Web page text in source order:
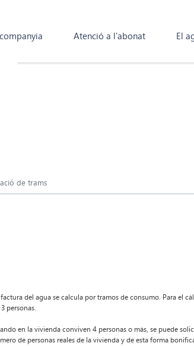
Atenció a l'abonat El
de trams
factura del agua se calcula por tramos de consumo. Para el
personas.
en la vivienda conviven 4 personas o más, se puede
de personas reales de la vivienda y de esta forma